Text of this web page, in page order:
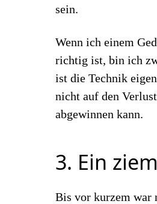
sein.
Wenn ich einem
richtig ist, bin ich
ist die Technik
nicht auf den
abgewinnen kann.
3. Ein
Bis vor kurzem war